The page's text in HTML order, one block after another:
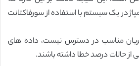
در یک سیستم با استفاده از سورفاکتانت
مناسب در دسترس نیست، داده های
حالات درصد خطا داشته باشند.